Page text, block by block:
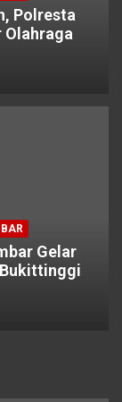
Polresta
Olahraga
Gelar
Bukittinggi